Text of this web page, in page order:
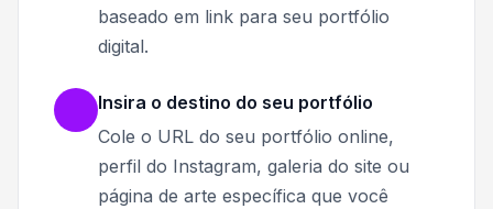
baseado em link para seu portfólio
digital.
Insira o destino do seu portfólio
Cole o URL do seu portfólio online,
perfil do Instagram, galeria do site ou
página de arte específica que você